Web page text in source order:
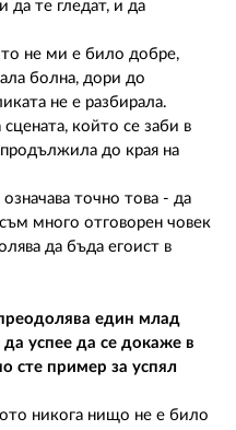
да те гледат, и да
не ми е било добре,
болна, дори до
не е разбирала.
който се заби в
до края на
точно това - да
много отговорен човек
да бъда егоист в
един млад
успее да се докаже в
сте пример за успял
никога нищо не е било